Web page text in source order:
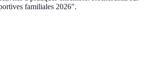
familiales 2026".